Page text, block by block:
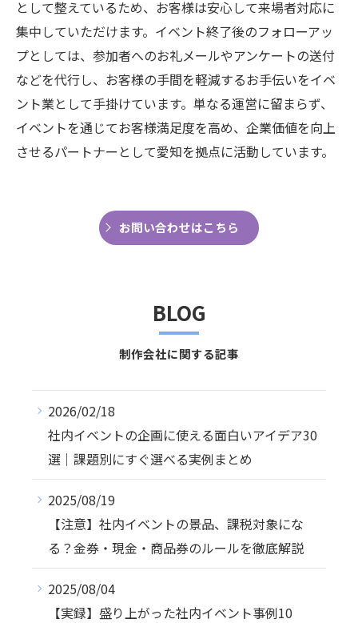
として整えているため、お客様は安心して来場者対応に
集中していただけます。イベント終了後のフォローアッ
プとしては、参加者へのお礼メールやアンケートの送付
などを代行し、お客様の手間を軽減するお手伝いをイベ
ント業として手掛けています。単なる運営に留まらず、
イベントを通じてお客様満足度を高め、企業価値を向上
させるパートナーとして愛知を拠点に活動しています。
お問い合わせはこちら
BLOG
制作会社に関する記事
2026/02/18
社内イベントの企画に使える面白いアイデア30
選｜課題別にすぐ選べる実例まとめ
2025/08/19
【注意】社内イベントの景品、課税対象にな
る？金券・現金・商品券のルールを徹底解説
2025/08/04
【実録】盛り上がった社内イベント事例10